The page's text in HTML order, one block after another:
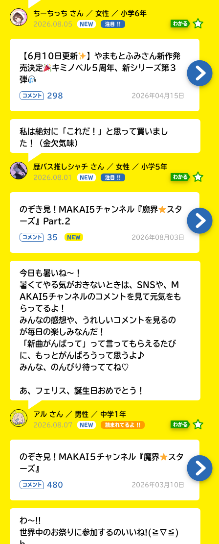
ちーちっち さん ／ 女性 ／ 小学6年
2026.08.05 NEW 注目 !! わかる
【6月10日更新
】やまもとふみさん新作発
売決定
キミノベル５周年、新シリーズ第３
弾
コメント 298 2026年04月15日
私は絶対に「これだ！」と思って買いまし
た！（金欠気味）
歴バス推しシャチ さん ／ 女性 ／ 小学5年
2026.08.01 NEW 注目 !! わかる
のぞき見！MAKAI5チャンネル『魔界
スタ
ーズ』Part.2
コメント 35 NEW 2026年08月03日
今日も暑いね〜！
暑くてやる気がおきないときは、SNSや、M
AKAI5チャンネルのコメントを見て元気をも
らってるよ！
みんなの感想や、うれしいコメントを見るの
が毎日の楽しみなんだ！
「新曲がんばって」って言ってもらえるたび
に、もっとがんばろうって思うよ♪
みんな、のんびり待っててね♡
あ、フェリス、誕生日おめでとう！
アル さん ／ 男性 ／ 中学1年
2026.08.07 NEW 読まれてるよ !! わかる
のぞき見！MAKAI５チャンネル『魔界
スタ
ーズ』
コメント 480 2026年03月10日
わ〜!!
世界中のお祭りに参加するのいいね!(≧∇≦)